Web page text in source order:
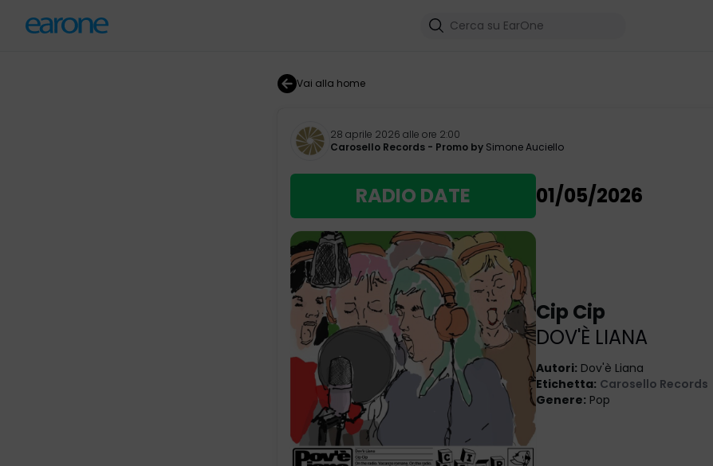
Vai alla home
28 aprile 2026 alle ore 2:00
Carosello Records - Promo by Simone Auciello
RADIO DATE 01/05/2026
Cip Cip
DOV'È LIANA
Autori: Dov'è Liana
Etichetta: Carosello Records
Genere: Pop